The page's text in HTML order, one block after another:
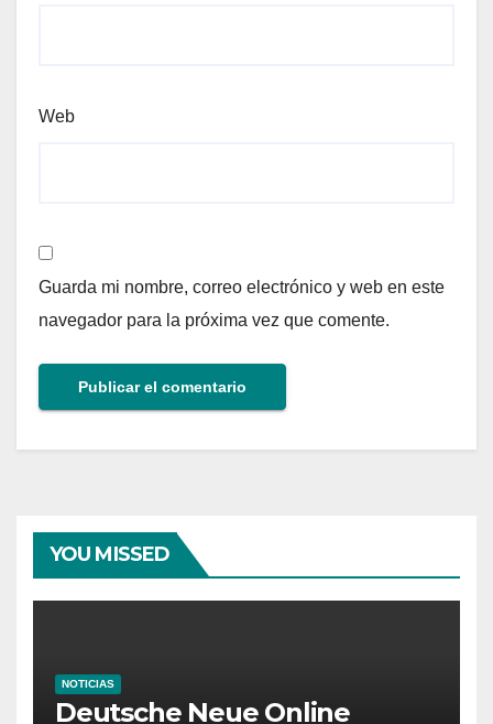
Web
Guarda mi nombre, correo electrónico y web en este
navegador para la próxima vez que comente.
YOU MISSED
NOTICIAS
Deutsche Neue Online